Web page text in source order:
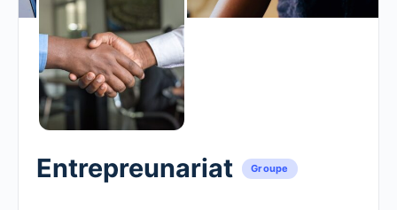
Entrepreunariat Groupe